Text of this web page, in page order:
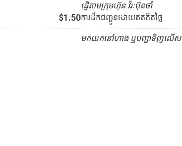
$1.50
ផ្ញើតាមក្រុមហ៊ុន វិរៈប៊ុនថាំ
ការដឹកជញ្ជូនដោយឥតគិតថ្លៃ
មកយកនៅហាង ឬបញ្ជាទិញលើស